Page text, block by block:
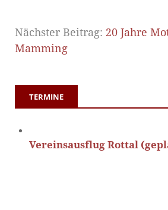
Nächster Beitrag: 20 Jahre
Mamming
TERMINE
Vereinsausflug Rottal